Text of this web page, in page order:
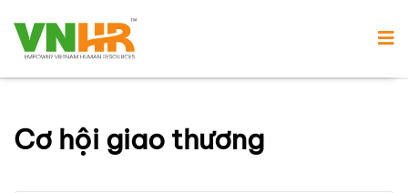
Cơ hội giao thương